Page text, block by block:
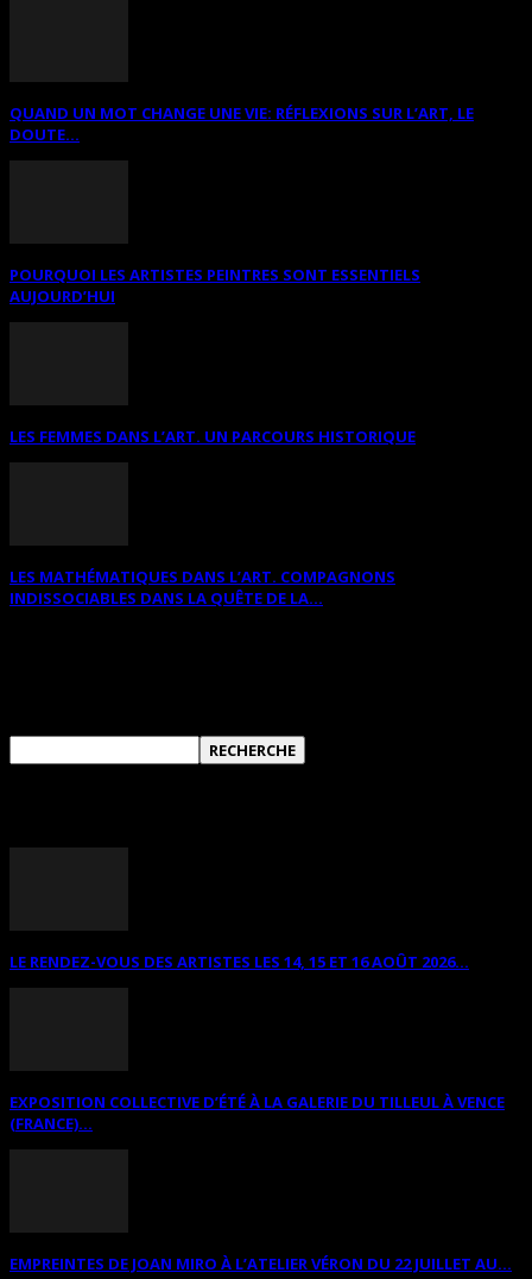
QUAND UN MOT CHANGE UNE VIE: RÉFLEXIONS SUR L’ART, LE
DOUTE...
POURQUOI LES ARTISTES PEINTRES SONT ESSENTIELS
AUJOURD’HUI
LES FEMMES DANS L’ART. UN PARCOURS HISTORIQUE
LES MATHÉMATIQUES DANS L’ART. COMPAGNONS
INDISSOCIABLES DANS LA QUÊTE DE LA...
LE RENDEZ-VOUS DES ARTISTES LES 14, 15 ET 16 AOÛT 2026...
EXPOSITION COLLECTIVE D’ÉTÉ À LA GALERIE DU TILLEUL À VENCE
(FRANCE)...
EMPREINTES DE JOAN MIRO À L’ATELIER VÉRON DU 22 JUILLET AU...